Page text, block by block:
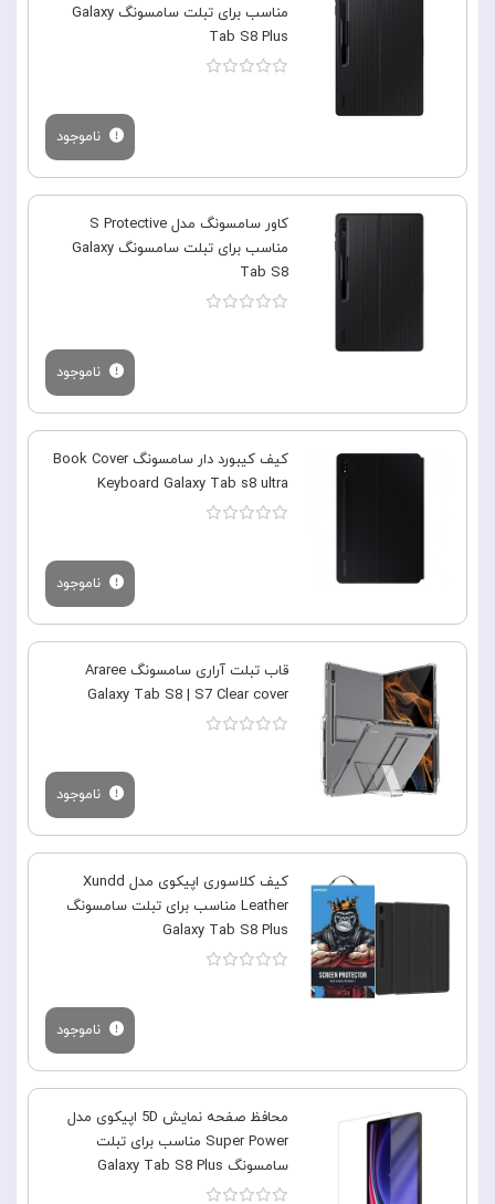
مناسب برای تبلت سامسونگ Galaxy
Tab S8 Plus
ناموجود
کاور سامسونگ مدل S Protective
مناسب برای تبلت سامسونگ Galaxy
Tab S8
ناموجود
کیف کیبورد دار سامسونگ Book Cover
Keyboard Galaxy Tab s8 ultra
ناموجود
قاب تبلت آراری سامسونگ Araree
Galaxy Tab S8 | S7 Clear cover
ناموجود
کیف کلاسوری اپیکوی مدل Xundd
Leather مناسب برای تبلت سامسونگ
Galaxy Tab S8 Plus
ناموجود
محافظ صفحه نمایش 5D اپیکوی مدل
Super Power مناسب برای تبلت
سامسونگ Galaxy Tab S8 Plus